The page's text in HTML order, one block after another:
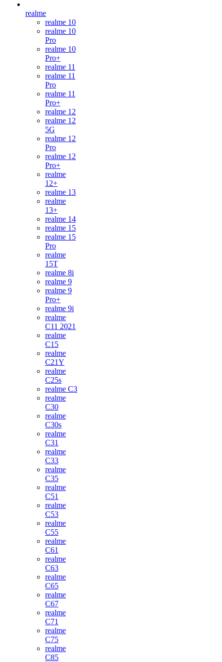
realme
realme 10
realme 10
Pro
realme 10
Pro+
realme 11
realme 11
Pro
realme 11
Pro+
realme 12
realme 12
5G
realme 12
Pro
realme 12
Pro+
realme
12+
realme 13
realme
13+
realme 14
realme 15
realme 15
Pro
realme
15T
realme 8i
realme 9
realme 9
Pro+
realme 9i
realme
C11 2021
realme
C15
realme
C21Y
realme
C25s
realme C3
realme
C30
realme
C30s
realme
C31
realme
C33
realme
C35
realme
C51
realme
C53
realme
C55
realme
C61
realme
C63
realme
C65
realme
C67
realme
C71
realme
C75
realme
C85